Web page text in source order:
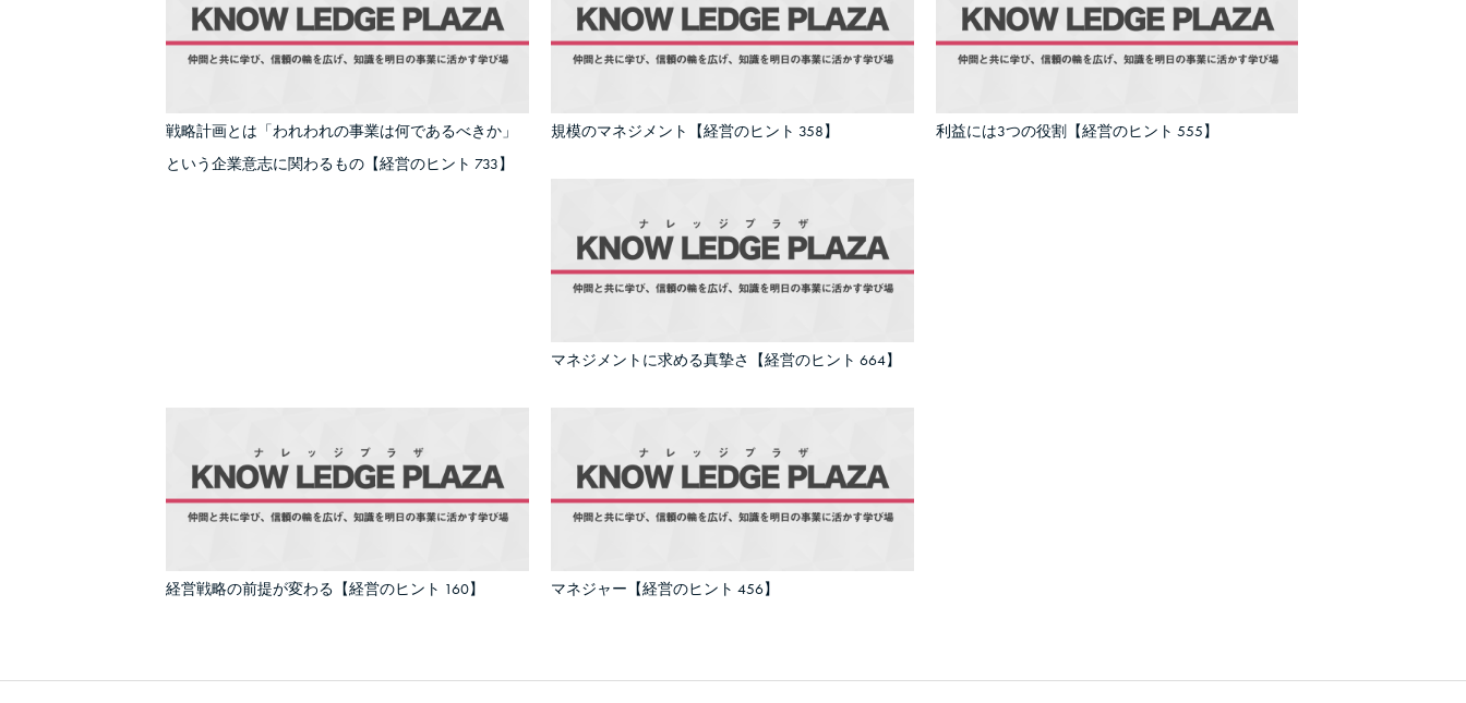
戦略計画とは「われわれの事業は何であるべきか」
という企業意志に関わるもの【経営のヒント 733】
規模のマネジメント【経営のヒント 358】 利益には3つの役割【経営のヒント 555】
マネジメントに求める真摯さ【経営のヒント 664】
経営戦略の前提が変わる【経営のヒント 160】 マネジャー【経営のヒント 456】